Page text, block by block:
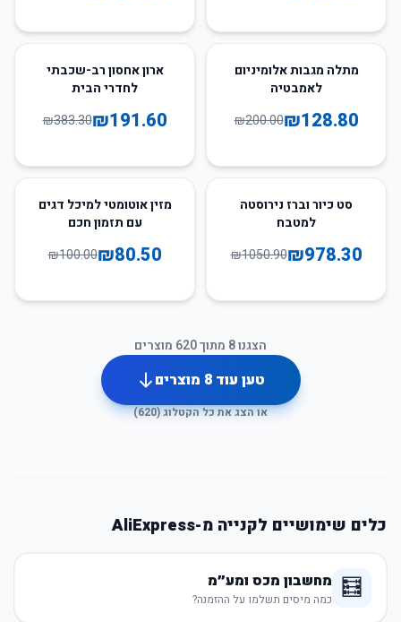
36
מתלה מגבות אלומיניום
לאמבטיה
₪128.80
₪200.00
50ארון אחסון רב-שכבתי
לחדרי הבית
₪191.60
₪383.30
סט כיור וברז נירוסטה
למטבח
₪978.30
₪1050.90
20
מזין אוטומטי למיכל דגים
עם תזמון חכם
₪80.50
₪100.00
הצגנו8 מתוך620 מוצרים
טען עוד8 מוצרים
או הצג את כל הקטלוג (620
)
כלים שימושיים לקנייה מ-AliExpress
🧮 מחשבון מכס ומע״מ
כמה מיסים תשלמו על ההזמנה?